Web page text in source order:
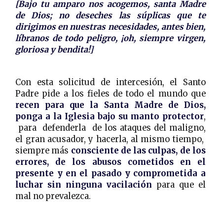
[Bajo tu amparo nos acogemos, santa Madre
de Dios; no deseches las súplicas que te
dirigimos en nuestras necesidades, antes bien,
líbranos de todo peligro, ¡oh, siempre virgen,
gloriosa y bendita!]
Con esta solicitud de intercesión, el Santo
Padre pide a los fieles de todo el mundo que
recen para que la Santa Madre de Dios,
ponga a la Iglesia bajo su manto protector,
para defenderla de los ataques del maligno,
el gran acusador, y hacerla, al mismo tiempo,
siempre más consciente de las culpas, de los
errores, de los abusos cometidos en el
presente y en el pasado y comprometida a
luchar sin ninguna vacilación para que el
mal no prevalezca.